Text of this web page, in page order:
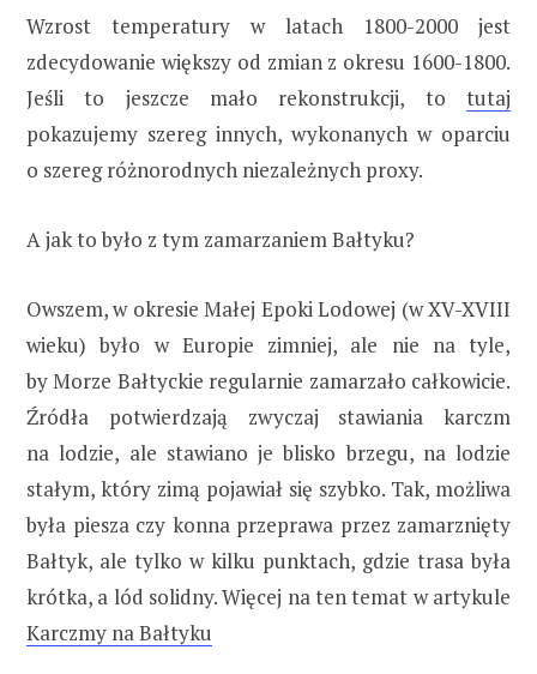
Wzrost temperatury w latach 1800-2000 jest
zdecydowanie większy od zmian z okresu 1600-1800.
Jeśli to jeszcze mało rekonstrukcji, to tutaj
pokazujemy szereg innych, wykonanych w oparciu
o szereg różnorodnych niezależnych proxy.
A jak to było z tym zamarzaniem Bałtyku?
Owszem, w okresie Małej Epoki Lodowej (w XV-XVIII
wieku) było w Europie zimniej, ale nie na tyle,
by Morze Bałtyckie regularnie zamarzało całkowicie.
Źródła potwierdzają zwyczaj stawiania karczm
na lodzie, ale stawiano je blisko brzegu, na lodzie
stałym, który zimą pojawiał się szybko. Tak, możliwa
była piesza czy konna przeprawa przez zamarznięty
Bałtyk, ale tylko w kilku punktach, gdzie trasa była
krótka, a lód solidny. Więcej na ten temat w artykule
Karczmy na Bałtyku